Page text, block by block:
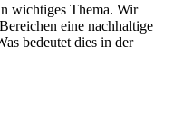
wichtiges Thema. Wir
eine nachhaltige
bedeutet dies in der